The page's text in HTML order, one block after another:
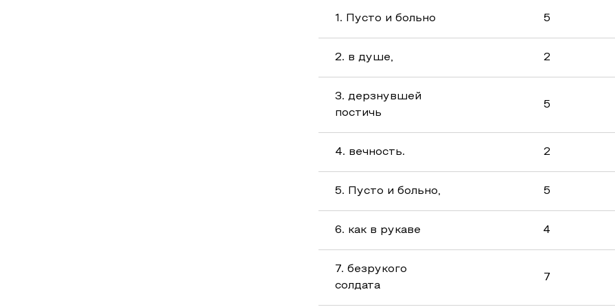
1. Пусто и больно 5
2. в душе, 2
3. дерзнувшей
постичь
5
4. вечность. 2
5. Пусто и больно, 5
6. как в рукаве 4
7. безрукого
солдата
7